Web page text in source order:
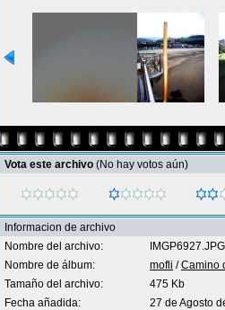
Vota este archivo (No hay votos aún)
Informacion de archivo
Nombre del archivo:
IMGP6927.JPG
Nombre de álbum:
mofli /Camino
Tamaño del archivo:
475 Kb
Fecha añadida:
27 de Agosto